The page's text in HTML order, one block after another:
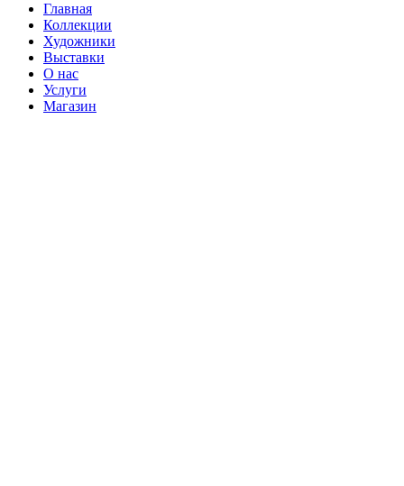
Главная
Коллекции
Художники
Выставки
О нас
Услуги
Магазин